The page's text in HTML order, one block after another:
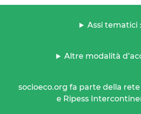
Assi tematici :
Altre modalità
socioeco.org fa parte della
e Ripess